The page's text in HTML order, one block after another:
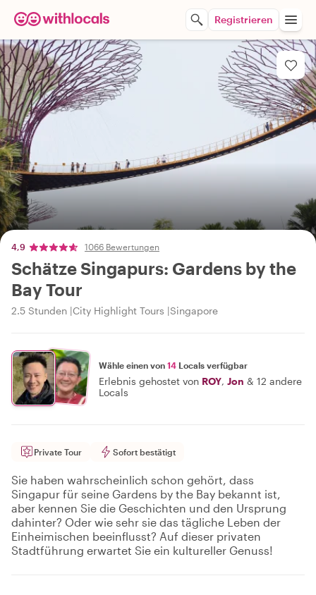
Registrieren
4,9 1066 Bewertungen
Schätze Singapurs: Gardens by the
Bay Tour
2.5 Stunden City Highlight Tours Singapore
Wähle einen von 14 Locals verfügbar
Erlebnis gehostet von ROY, Jon & 12 andere
Locals
Private Tour Sofort bestätigt
Sie haben wahrscheinlich schon gehört, dass
Singapur für seine Gardens by the Bay bekannt ist,
aber kennen Sie die Geschichten und den Ursprung
dahinter? Oder wie sehr sie das tägliche Leben der
Einheimischen beeinflusst? Auf dieser privaten
Stadtführung erwartet Sie ein kultureller Genuss!